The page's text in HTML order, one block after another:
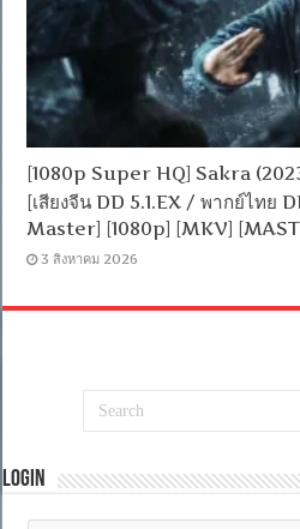
[1080p Super HQ] Sakra
[เสียงจีน DD 5.1.EX / พากย์ไทย
Master] [1080p] [MKV]
3 สิงหาคม 2026
Login